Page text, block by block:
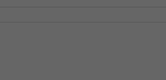
ていただきました。